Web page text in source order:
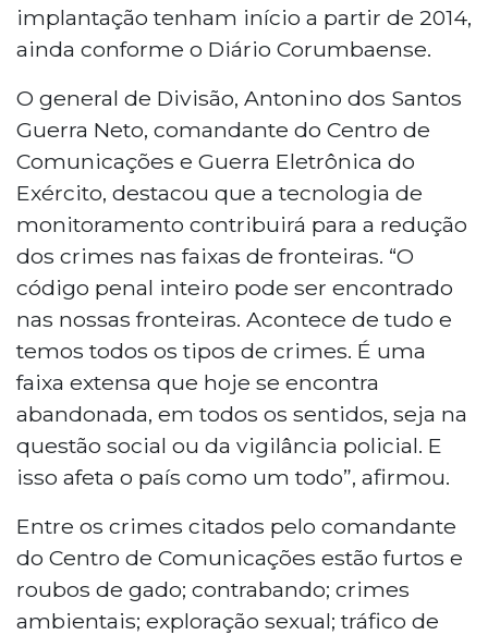
implantação tenham início a partir de 2014,
ainda conforme o Diário Corumbaense.
O general de Divisão, Antonino dos Santos
Guerra Neto, comandante do Centro de
Comunicações e Guerra Eletrônica do
Exército, destacou que a tecnologia de
monitoramento contribuirá para a redução
dos crimes nas faixas de fronteiras. “O
código penal inteiro pode ser encontrado
nas nossas fronteiras. Acontece de tudo e
temos todos os tipos de crimes. É uma
faixa extensa que hoje se encontra
abandonada, em todos os sentidos, seja na
questão social ou da vigilância policial. E
isso afeta o país como um todo”, afirmou.
Entre os crimes citados pelo comandante
do Centro de Comunicações estão furtos e
roubos de gado; contrabando; crimes
ambientais; exploração sexual; tráfico de